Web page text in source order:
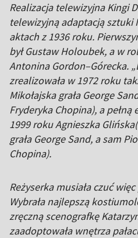
Realizacja telewizyjna Kingi
telewizyjną adaptacją sztuki
aktach z 1936 roku.
był Gustaw Holoubek, a w
Antonina Gordon–Górecka.
zrealizowała w 1972 roku
Mikołajska grała George
Fryderyka Chopina), a
1999 roku Agnieszka
grała George Sand, a sam
Chopina).
Reżyserka musiała czuć
Wybrała najlepszą
zręczną scenografkę
zaadoptowała wnętrza